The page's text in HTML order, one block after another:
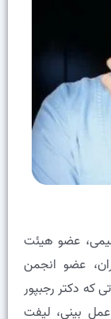
عضو هيئت
عضو انجمن
که دکتر رجبپور
عمل بینی، لیفت